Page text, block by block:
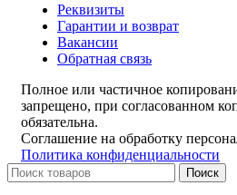
Реквизиты
Гарантии и возврат
Вакансии
Обратная связь
Полное или частичное
запрещено, при согласованном
обязательна.
Соглашение на обработку
Политика конфиденциальности
Поиск